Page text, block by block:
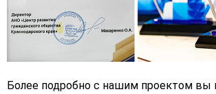
Более подробно с нашим проектом вы